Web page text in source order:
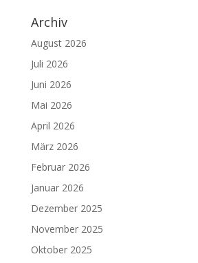
Archiv
August 2026
Juli 2026
Juni 2026
Mai 2026
April 2026
März 2026
Februar 2026
Januar 2026
Dezember 2025
November 2025
Oktober 2025